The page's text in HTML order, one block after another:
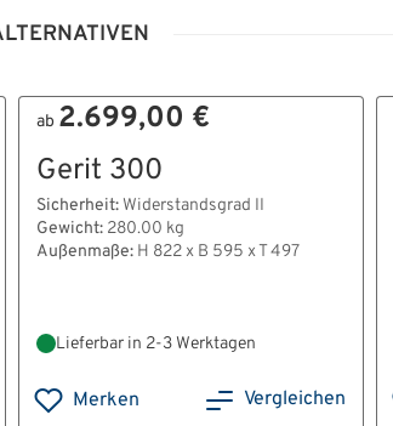
ab 2.699,00 €
Gerit 300
Sicherheit: Widerstandsgrad II
Gewicht: 280.00 kg
Außenmaße: H 822 x B 595 x T 497
Lieferbar in 2-3 Werktagen
Merken Vergleichen